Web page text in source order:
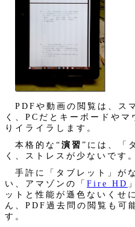
PDFや動画の閲覧は、ス
く、PCだとキーボードや
りイライラします。
本格的な“演習”には、「
く、ストレスが少ないです。
手許に「タブレット」が
い、アマゾンの「 Fire HD
ットと性能が遜色ないくせ
ん、PDF過去問の閲覧も可
す。